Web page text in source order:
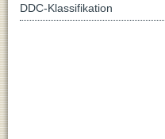
DDC-Klassifikation